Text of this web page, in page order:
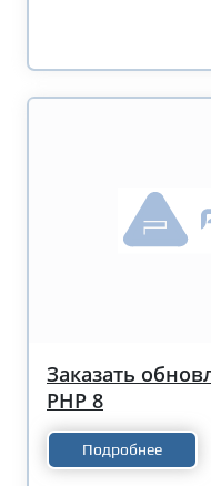
Заказать
PHP 8
Подробнее